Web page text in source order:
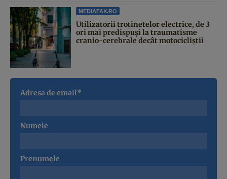
MEDIAFAX.RO
Utilizatorii trotinetelor electrice, de 3
ori mai predispuși la traumatisme
cranio-cerebrale decât motocicliștii
Adresa de email*
Numele
Prenumele